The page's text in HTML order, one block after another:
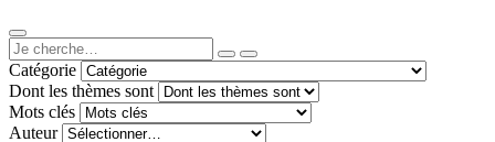
Catégorie
Dont les thèmes sont
Mots clés
Auteur